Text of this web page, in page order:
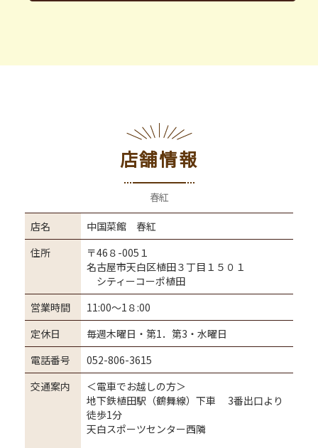
店舗情報
春紅
店名
中国菜館 春紅
住所
〒46８-005１
名古屋市天白区植田３丁目１５０１
シティーコーポ植田
営業時間
11:00～1８:00
定休日
毎週木曜日・第1．第3・水曜日
電話番号
052-806-3615
交通案内
＜電車でお越しの方＞
地下鉄植田駅（鶴舞線）下車 3番出口より
徒歩1分
天白スポーツセンター西隣